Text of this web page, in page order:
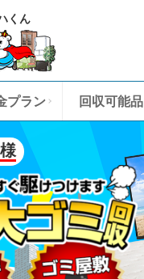
くん
プラン 回収可能品